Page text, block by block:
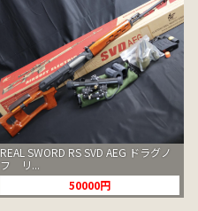
REAL SWORD RS SVD AEG ドラグノ
フ リ...
50000円